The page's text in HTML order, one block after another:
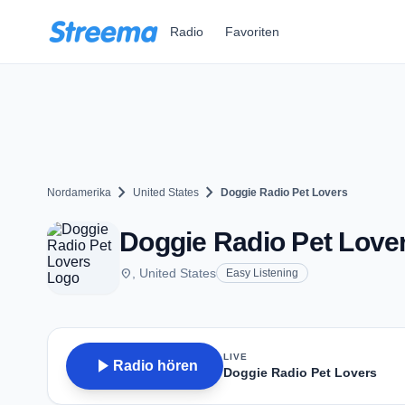
Radio Favoriten
Nordamerika chevron_right United States chevron_right Doggie Radio Pet Lovers
Doggie Radio Pet
place , United States Easy Listening
play_arrow Radio hören
LIVE
Doggie Radio Pet Lovers